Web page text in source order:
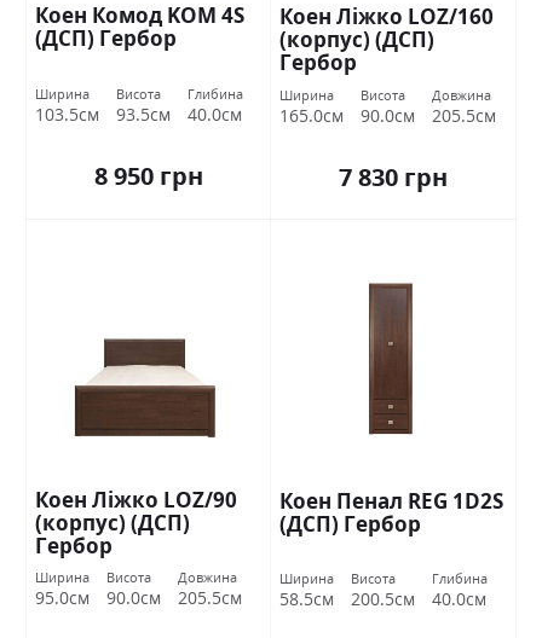
Коен Комод KOM 4S
(ДСП) Гербор
Ширина
103.5см
Висота
93.5см
Глибина
40.0см
8 950 грн
Коен Ліжко LOZ/160
(корпус) (ДСП)
Гербор
Ширина
165.0см
Висота
90.0см
Довжина
205.5см
7 830 грн
Коен Ліжко LOZ/90
(корпус) (ДСП)
Гербор
Ширина
95.0см
Висота
90.0см
Довжина
205.5см
Коен Пенал REG 1D2S
(ДСП) Гербор
Ширина
58.5см
Висота
200.5см
Глибина
40.0см